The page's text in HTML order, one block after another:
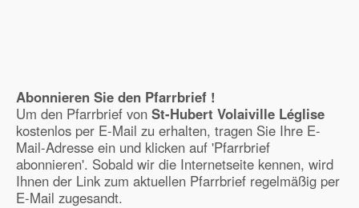
Abonnieren Sie den Pfarrbrief !
Um den Pfarrbrief von St-Hubert Volaiville Léglise
kostenlos per E-Mail zu erhalten, tragen Sie Ihre E-
Mail-Adresse ein und klicken auf 'Pfarrbrief
abonnieren'. Sobald wir die Internetseite kennen, wird
Ihnen der Link zum aktuellen Pfarrbrief regelmäßig per
E-Mail zugesandt.